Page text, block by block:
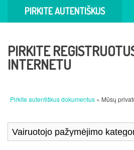
PIRKITE AUTENTIŠKUS
PIRKITE
INTERNETU
Pirkite autentiškus dokumentus » Mūsų